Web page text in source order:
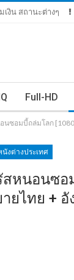
งิน สถานะต่างๆ
Full-HD
ซอมบี้ถล่มโลก
นังต่างประเทศ
สหนอนซ
ยไทย +